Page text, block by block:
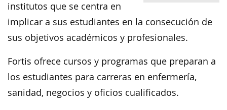
institutos que se centra en
implicar a sus estudiantes en la consecución de
sus objetivos académicos y profesionales.
Fortis ofrece cursos y programas que preparan a
los estudiantes para carreras en enfermería,
sanidad, negocios y oficios cualificados.